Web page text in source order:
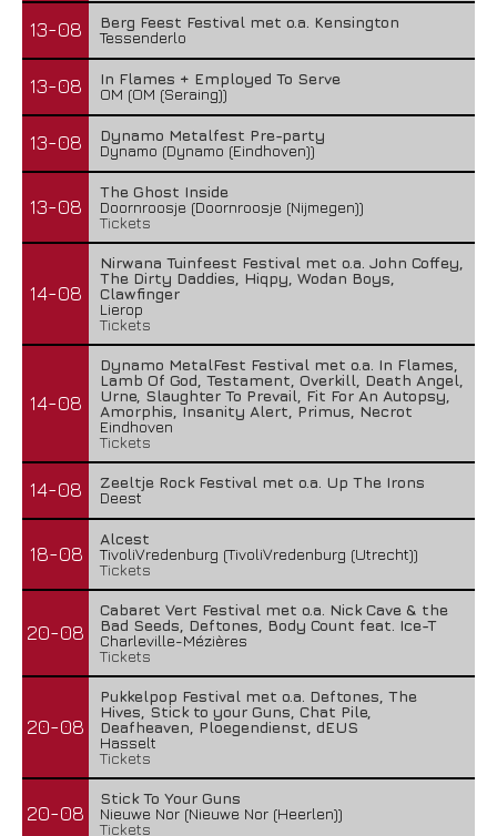
13-08
Berg Feest Festival met o.a. Kensington
Tessenderlo
13-08
In Flames + Employed To Serve
OM (OM (Seraing))
13-08
Dynamo Metalfest Pre-party
Dynamo (Dynamo (Eindhoven))
13-08
The Ghost Inside
Doornroosje (Doornroosje (Nijmegen))
Tickets
14-08
Nirwana Tuinfeest Festival met o.a. John Coffey,
The Dirty Daddies, Hiqpy, Wodan Boys,
Clawfinger
Lierop
Tickets
14-08
Dynamo MetalFest Festival met o.a. In Flames,
Lamb Of God, Testament, Overkill, Death Angel,
Urne, Slaughter To Prevail, Fit For An Autopsy,
Amorphis, Insanity Alert, Primus, Necrot
Eindhoven
Tickets
14-08
Zeeltje Rock Festival met o.a. Up The Irons
Deest
18-08
Alcest
TivoliVredenburg (TivoliVredenburg (Utrecht))
Tickets
20-08
Cabaret Vert Festival met o.a. Nick Cave & the
Bad Seeds, Deftones, Body Count feat. Ice-T
Charleville-Mézières
Tickets
20-08
Pukkelpop Festival met o.a. Deftones, The
Hives, Stick to your Guns, Chat Pile,
Deafheaven, Ploegendienst, dEUS
Hasselt
Tickets
20-08
Stick To Your Guns
Nieuwe Nor (Nieuwe Nor (Heerlen))
Tickets